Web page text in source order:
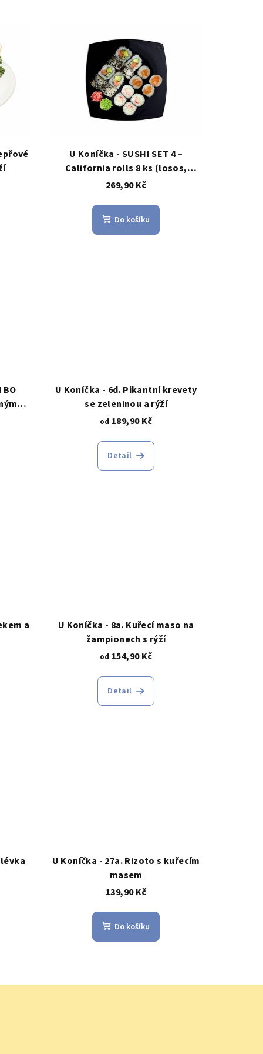
U Koníčka - SUSHI SET 4 –
California rolls 8 ks (losos,
avokádo, okurka, sezam) + Maki
269,90 Kč
Do košíku
BO
se
U Koníčka - 6d. Pikantní krevety
se zeleninou a rýží
od 189,90 Kč
Detail
a
U Koníčka - 8a. Kuřecí maso na
žampionech s rýží
od 154,90 Kč
Detail
U Koníčka - 27a. Rizoto s kuřecím
masem
139,90 Kč
Do košíku